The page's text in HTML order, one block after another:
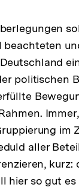
beachteten
politischen
im
aller
hier so gut